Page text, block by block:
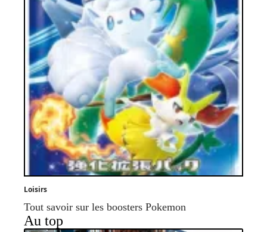
Loisirs
Tout savoir sur les boosters Pokemon
Au top